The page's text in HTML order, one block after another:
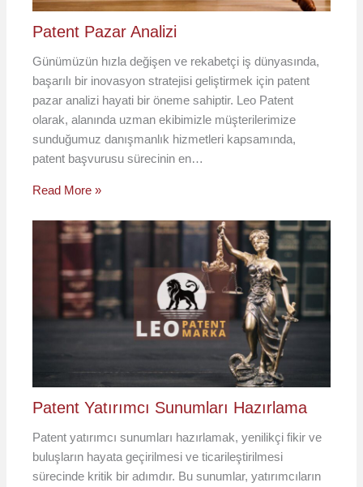
Patent Pazar Analizi
Günümüzün hızla değişen ve rekabetçi iş dünyasında,
başarılı bir inovasyon stratejisi geliştirmek için patent
pazar analizi hayati bir öneme sahiptir. Leo Patent
olarak, alanında uzman ekibimizle müşterilerimize
sunduğumuz danışmanlık hizmetleri kapsamında,
patent başvurusu sürecinin en…
Read More »
Patent Yatırımcı Sunumları Hazırlama
Patent yatırımcı sunumları hazırlamak, yenilikçi fikir ve
buluşların hayata geçirilmesi ve ticarileştirilmesi
sürecinde kritik bir adımdır. Bu sunumlar, yatırımcıların